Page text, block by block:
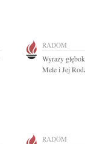
RADOM
Wyrazy
Mele i Jej
RADOM